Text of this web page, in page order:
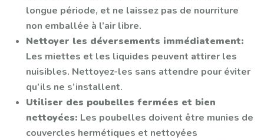
longue période, et ne laissez pas de nourriture
non emballée à l’air libre.
Nettoyer les déversements immédiatement:
Les miettes et les liquides peuvent attirer les
nuisibles. Nettoyez-les sans attendre pour éviter
qu’ils ne s’installent.
Utiliser des poubelles fermées et bien
nettoyées: Les poubelles doivent être munies de
couvercles hermétiques et nettoyées